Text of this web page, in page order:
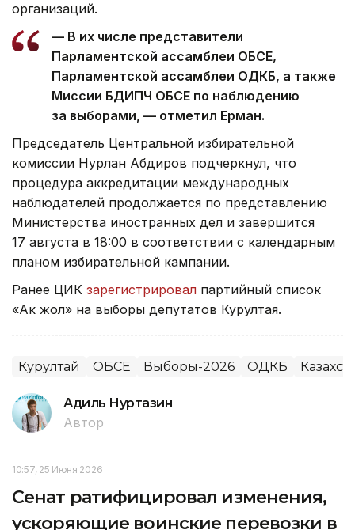
организаций.
— В их числе представители
Парламентской ассамблеи ОБСЕ,
Парламентской ассамблеи ОДКБ, а также
Миссии БДИПЧ ОБСЕ по наблюдению
за выборами, — отметил Ерман.
Председатель Центральной избирательной
комиссии Нурлан Абдиров подчеркнул, что
процедура аккредитации международных
наблюдателей продолжается по представлению
Министерства иностранных дел и завершится
17 августа в 18:00 в соответствии с календарным
планом избирательной кампании.
Ранее ЦИК зарегистрировал партийный список
«Ак жол» на выборы депутатов Курултая.
Курултай ОБСЕ Выборы-2026 ОДКБ
Адиль Нуртазин
Автор
10:57, 25 Июня 2026
Сенат ратифицировал изменения,
ускоряющие воинские перевозки в